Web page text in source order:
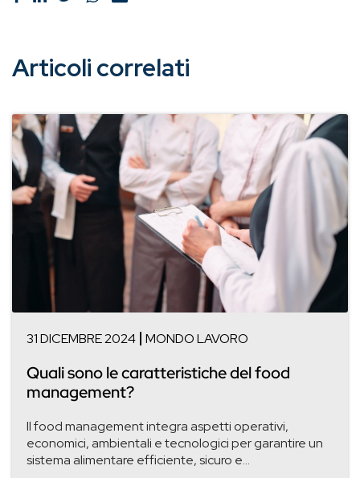
Articoli correlati
31 DICEMBRE 2024 MONDO LAVORO
Quali sono le caratteristiche del food
management?
Il food management integra aspetti operativi,
economici, ambientali e tecnologici per garantire un
sistema alimentare efficiente, sicuro e...